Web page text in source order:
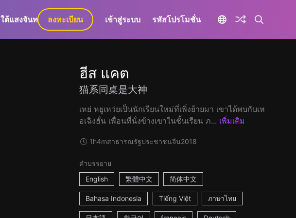
ใต้แสงจันทร์ GaLa+
ลงทะเบียน เข้าสู่ระบบ รหัสโปรโมชั่น
ฮีส แคต
猫系同桌是大神
เหย่ หยูเหว่ยเป็นนักเรียนใหม่ที่เพิ่งย้ายมา เขาได้พบกับเห
อเฉิงฮั่น เพื่อนที่นั่งข้างเขาในชั้นเรียน ภ... เพิ่มเติม
1h4mสาธารณรัฐประชาชนจีน2018
คำบรรยาย
English
繁體中文 简体中文
Bahasa Indonesia Tiếng Việt ภาษาไทย